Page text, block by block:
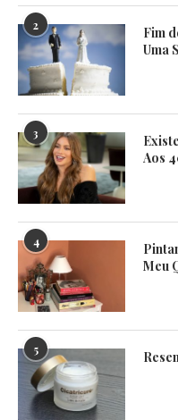
2
Fim
Uma
3
Aos
4
Meu
5